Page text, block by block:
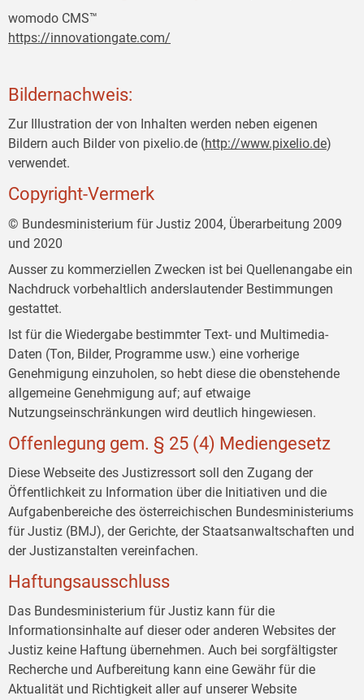
womodo CMS™
https://innovationgate.com/
Bildernachweis:
Zur Illustration der von Inhalten werden neben eigenen
Bildern auch Bilder von pixelio.de (http://www.pixelio.de)
verwendet.
Copyright-Vermerk
© Bundesministerium für Justiz 2004, Überarbeitung 2009
und 2020
Ausser zu kommerziellen Zwecken ist bei Quellenangabe ein
Nachdruck vorbehaltlich anderslautender Bestimmungen
gestattet.
Ist für die Wiedergabe bestimmter Text- und Multimedia-
Daten (Ton, Bilder, Programme usw.) eine vorherige
Genehmigung einzuholen, so hebt diese die obenstehende
allgemeine Genehmigung auf; auf etwaige
Nutzungseinschränkungen wird deutlich hingewiesen.
Offenlegung gem. § 25 (4) Mediengesetz
Diese Webseite des Justizressort soll den Zugang der
Öffentlichkeit zu Information über die Initiativen und die
Aufgabenbereiche des österreichischen Bundesministeriums
für Justiz (BMJ), der Gerichte, der Staatsanwaltschaften und
der Justizanstalten vereinfachen.
Haftungsausschluss
Das Bundesministerium für Justiz kann für die
Informationsinhalte auf dieser oder anderen Websites der
Justiz keine Haftung übernehmen. Auch bei sorgfältigster
Recherche und Aufbereitung kann eine Gewähr für die
Aktualität und Richtigkeit aller auf unserer Website